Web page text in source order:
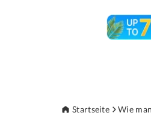
Startseite Wie man